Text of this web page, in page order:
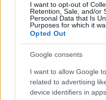
I want to opt-out of
Retention, Sale, and/or
Personal Data that Is
Purposes for which it
Opted Out
Google consents
I want to allow Google
related to advertising
device identifiers in
Hosås már fiatal kora
Extreme E-hez, hiszen a
is. A tavalyi
„Nagyon izgatott vagyok,